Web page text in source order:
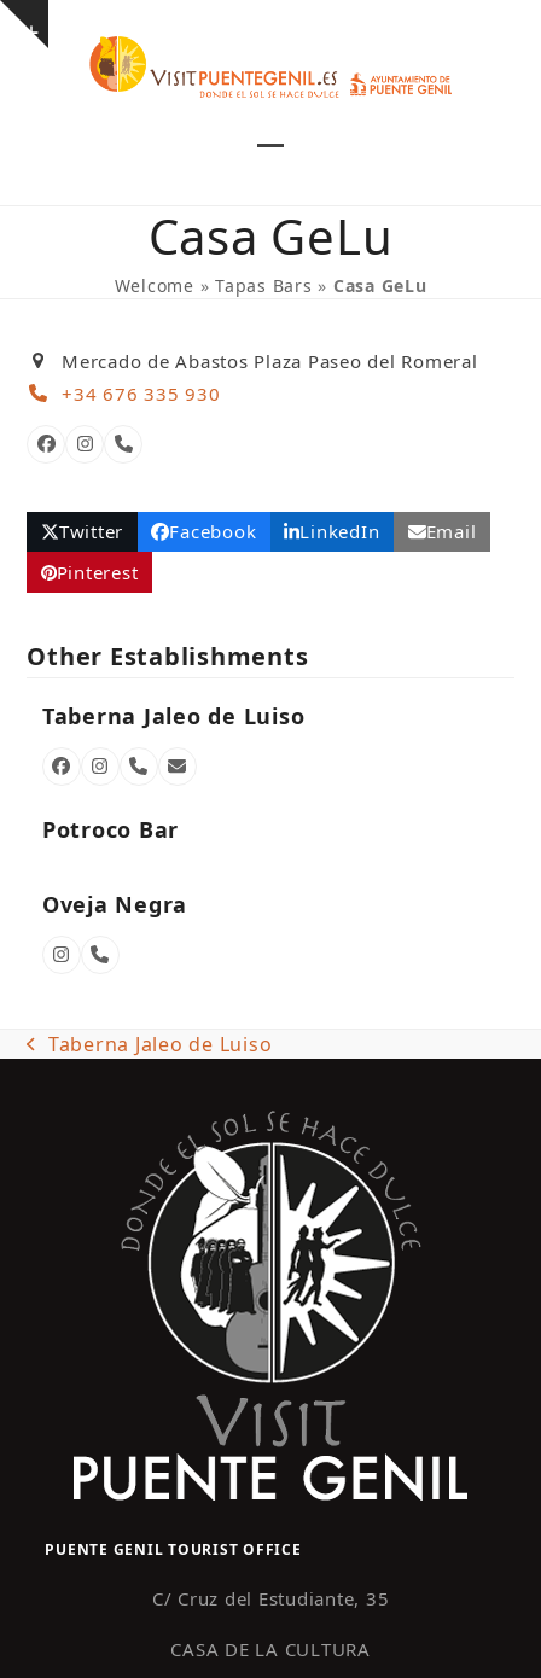
Skip
Show
mobile
menu
mobile
menu
Casa GeLu
Welcome » Tapas Bars » Casa GeLu
Mercado de Abastos Plaza Paseo del Romeral
+34 676 335 930
Facebook
Instagram
Phone
Twitter Facebook LinkedIn
Email
Pinterest
Other Establishments
Taberna Jaleo de Luiso
FacebookInstagram
PhoneEmail
Potroco Bar
Oveja Negra
Instagram
Phone
previous
Taberna Jaleo de Luiso
PUENTE GENIL TOURIST OFFICE
C/ Cruz del Estudiante, 35
CASA DE LA CULTURA